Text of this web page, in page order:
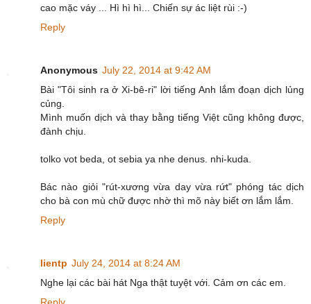
cao mặc váy ... Hì hì hì... Chiến sự ác liệt rùi :-)
Reply
Anonymous July 22, 2014 at 9:42 AM
Bài "Tôi sinh ra ở Xi-bê-ri" lời tiếng Anh lắm đoạn dịch lủng
củng.
Mình muốn dịch và thay bằng tiếng Việt cũng không được,
đành chịu.
tolko vot beda, ot sebia ya nhe denus. nhi-kuda.
Bác nào giỏi "rút-xương vừa day vừa rứt" phóng tác dịch
cho bà con mù chữ được nhờ thì mõ này biết ơn lắm lắm.
Reply
lientp July 24, 2014 at 8:24 AM
Nghe lại các bài hát Nga thật tuyệt với. Cảm ơn các em.
Reply